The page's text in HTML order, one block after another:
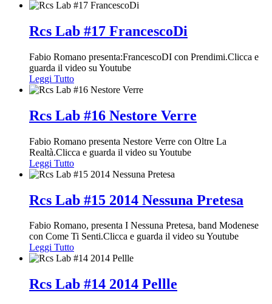
Rcs Lab #17 FrancescoDi
Fabio Romano presenta:FrancescoDI con Prendimi.Clicca e
guarda il video su Youtube
Leggi Tutto
Rcs Lab #16 Nestore Verre
Fabio Romano presenta Nestore Verre con Oltre La
Realtà.Clicca e guarda il video su Youtube
Leggi Tutto
Rcs Lab #15 2014 Nessuna Pretesa
Fabio Romano, presenta I Nessuna Pretesa, band Modenese
con Come Ti Senti.Clicca e guarda il video su Youtube
Leggi Tutto
Rcs Lab #14 2014 Pellle